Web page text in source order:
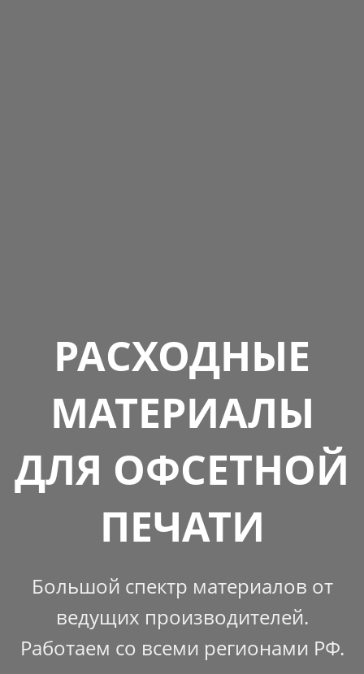
РАСХОДНЫЕ
МАТЕРИАЛЫ
ДЛЯ ОФСЕТНОЙ
ПЕЧАТИ
Большой спектр материалов от
ведущих производителей.
Работаем со всеми регионами РФ.